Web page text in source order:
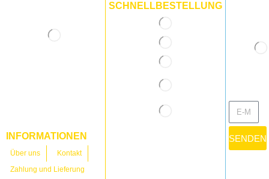
INFORMATIONEN
Über uns
Kontakt
Zahlung und Lieferung
SCHNELLBESTELLUNG
SENDEN